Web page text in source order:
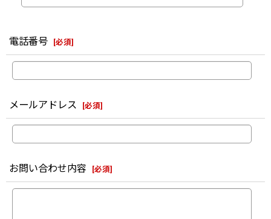
電話番号 [必須]
メールアドレス [必須]
お問い合わせ内容 [必須]